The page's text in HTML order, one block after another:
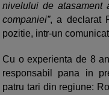
nivelului de atasament
companiei”, a declarat
pozitie, intr-un
Cu o experienta de 8
responsabil pana in
patru tari din regiune: